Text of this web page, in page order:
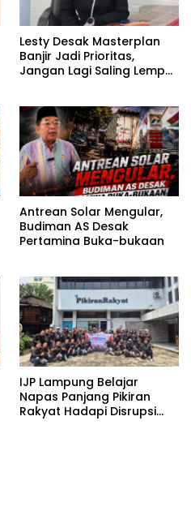
Lesty Desak Masterplan
Banjir Jadi Prioritas,
Jangan Lagi Saling Lempar
Antrean Solar Mengular,
Budiman AS Desak
Pertamina Buka-bukaan
IJP Lampung Belajar
Napas Panjang Pikiran
Rakyat Hadapi Disrupsi